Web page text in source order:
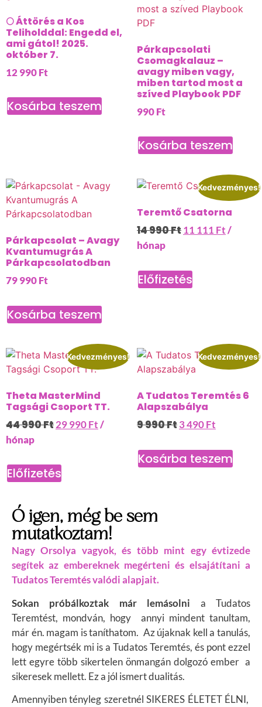
🌕 Áttörés a Kos
Teliholddal: Engedd el,
ami gátol! 2025.
október 7.
12 990Ft
Kosárba teszem
Párkapcsolati
Csomagkalauz –
avagy miben vagy,
miben tartod most a
szíved Playbook PDF
990Ft
Kosárba teszem
Párkapcsolat – Avagy
Kvantumugrás A
Párkapcsolatodban
79 990Ft
Kosárba teszem
Kedvezményes!
Teremtő Csatorna
14 990Ft11 111 Ft/
hónap
Előfizetés
Kedvezményes!
Theta MasterMind
Tagsági Csoport TT.
44 990Ft29 990Ft/
hónap
Előfizetés
Kedvezményes!
A Tudatos Teremtés 6
Alapszabálya
9 990Ft3 490Ft
Kosárba teszem
Ó igen, még be sem
mutatkoztam!
Nagy Orsolya vagyok, és több mint egy évtizede
segítek az embereknek megérteni és elsajátítani a
Tudatos Teremtés valódi alapjait.
Sokan próbálkoztak már lemásolni a Tudatos
Teremtést, mondván, hogy annyi mindent tanultam,
már én. magam is taníthatom. Az újaknak kell a tanulás,
hogy megértsék mi is a Tudatos Teremtés, és pont ezzel
lett egyre több sikertelen önmangán dolgozó ember a
sikeresek mellett. Ez a jól ismert dualitás.
Amennyiben tényleg szeretnél SIKERES ÉLETET ÉLNI,